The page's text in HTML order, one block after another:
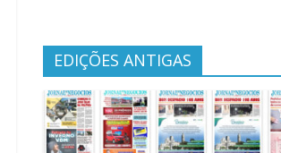
EDIÇÕES ANTIGAS